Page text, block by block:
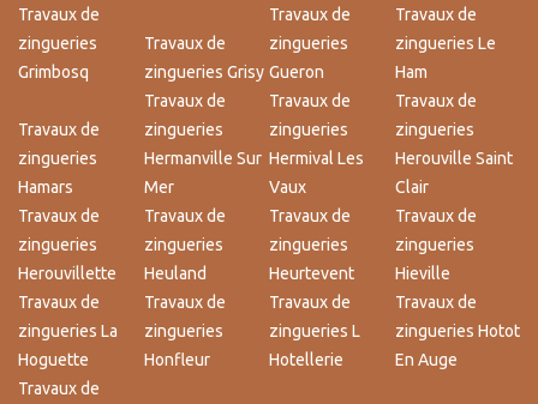
Travaux de
zingueries
Grimbosq
Travaux de
zingueries Grisy
Travaux de
zingueries
Gueron
Travaux de
zingueries Le
Ham
Travaux de
zingueries
Hamars
Travaux de
zingueries
Hermanville Sur
Mer
Travaux de
zingueries
Hermival Les
Vaux
Travaux de
zingueries
Herouville Saint
Clair
Travaux de
zingueries
Herouvillette
Travaux de
zingueries
Heuland
Travaux de
zingueries
Heurtevent
Travaux de
zingueries
Hieville
Travaux de
zingueries La
Hoguette
Travaux de
zingueries
Honfleur
Travaux de
zingueries L
Hotellerie
Travaux de
zingueries Hotot
En Auge
Travaux de